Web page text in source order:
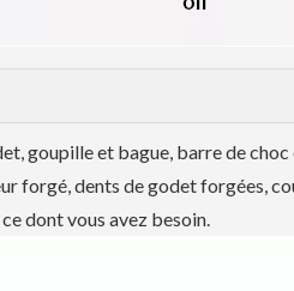
goupille et bague, barre de
forgé, dents de godet forgées,
dont vous avez besoin.